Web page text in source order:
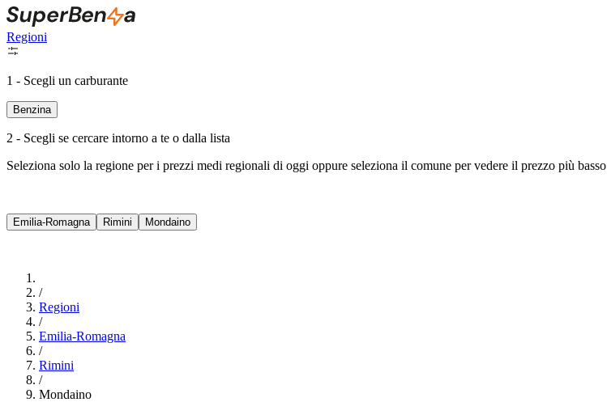
Regioni
1 - Scegli un carburante
Benzina
2 - Scegli se cercare intorno a te o dalla lista
Seleziona solo la regione per i prezzi medi regionali di oggi oppure seleziona il comune per vedere il prezzo più basso
Emilia-Romagna Rimini Mondaino
/
Regioni
/
Emilia-Romagna
/
Rimini
/
Mondaino